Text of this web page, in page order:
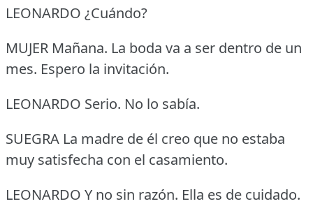
LEONARDO ¿Cuándo?
MUJER Mañana. La boda va a ser dentro de un
mes. Espero la invitación.
LEONARDO Serio. No lo sabía.
SUEGRA La madre de él creo que no estaba
muy satisfecha con el casamiento.
LEONARDO Y no sin razón. Ella es de cuidado.